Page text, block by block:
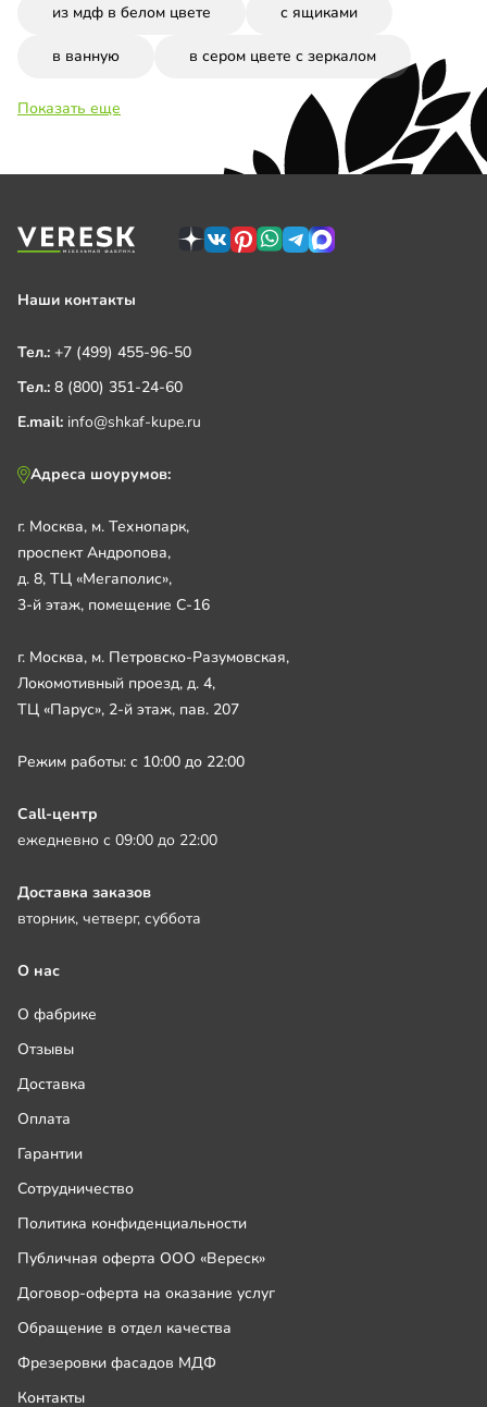
из мдф в белом цвете с ящиками
в ванную в сером цвете с зеркалом
Показать еще
Наши контакты
Тел.: +7 (499) 455-96-50
Тел.: 8 (800) 351-24-60
E.mail: info@shkaf-kupe.ru
Адреса шоурумов:
г. Москва, м. Технопарк,
проспект Андропова,
д. 8, ТЦ «Мегаполис»,
3-й этаж, помещение С-16
г. Москва, м. Петровско-Разумовская,
Локомотивный проезд, д. 4,
ТЦ «Парус», 2-й этаж, пав. 207
Режим работы: с 10:00 до 22:00
Call-центр
ежедневно с 09:00 до 22:00
Доставка заказов
вторник, четверг, суббота
О нас
О фабрике
Отзывы
Доставка
Оплата
Гарантии
Сотрудничество
Политика конфиденциальности
Публичная оферта ООО «Вереск»
Договор-оферта на оказание услуг
Обращение в отдел качества
Фрезеровки фасадов МДФ
Контакты